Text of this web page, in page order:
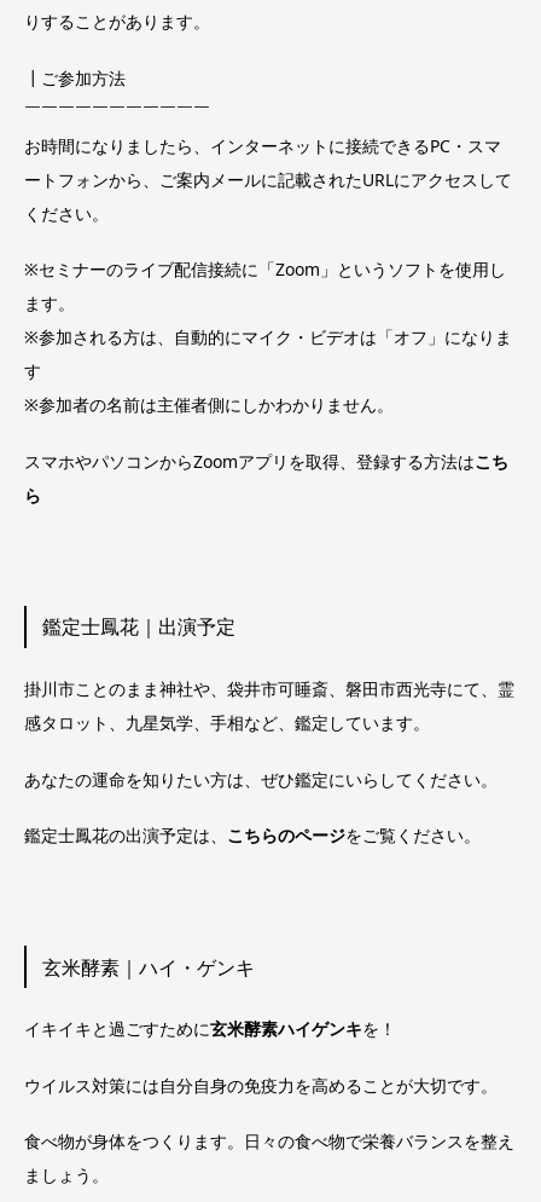
りすることがあります。
┃ご参加方法
￣￣￣￣￣￣￣￣￣￣￣
お時間になりましたら、インターネットに接続できるPC・スマ
ートフォンから、ご案内メールに記載されたURLにアクセスして
ください。
※セミナーのライブ配信接続に「Zoom」というソフトを使用し
ます。
※参加される方は、自動的にマイク・ビデオは「オフ」になりま
す
※参加者の名前は主催者側にしかわかりません。
スマホやパソコンからZoomアプリを取得、登録する方法はこち
ら
鑑定士鳳花｜出演予定
掛川市ことのまま神社や、袋井市可睡斎、磐田市西光寺にて、霊
感タロット、九星気学、手相など、鑑定しています。
あなたの運命を知りたい方は、ぜひ鑑定にいらしてください。
鑑定士鳳花の出演予定は、 こちらのページをご覧ください。
玄米酵素｜ハイ・ゲンキ
イキイキと過ごすために玄米酵素ハイゲンキを！
ウイルス対策には自分自身の免疫力を高めることが大切です。
食べ物が身体をつくります。日々の食べ物で栄養バランスを整え
ましょう。